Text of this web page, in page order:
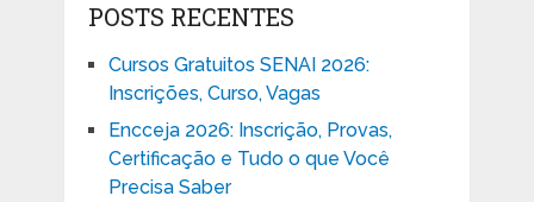
POSTS RECENTES
Cursos Gratuitos SENAI 2026:
Inscrições, Curso, Vagas
Encceja 2026: Inscrição, Provas,
Certificação e Tudo o que Você
Precisa Saber